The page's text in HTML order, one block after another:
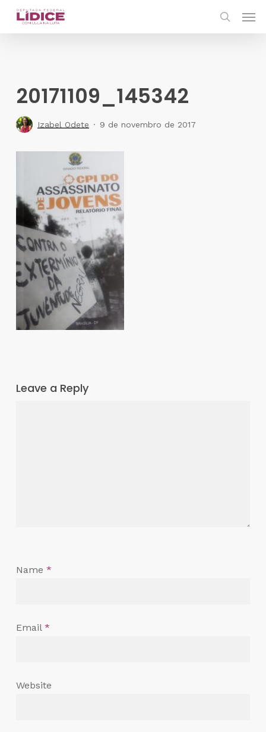
Skip
20171109_145342
Izabel Odete 9 de novembro de 2017
Leave a Reply
Name *
Email *
Website